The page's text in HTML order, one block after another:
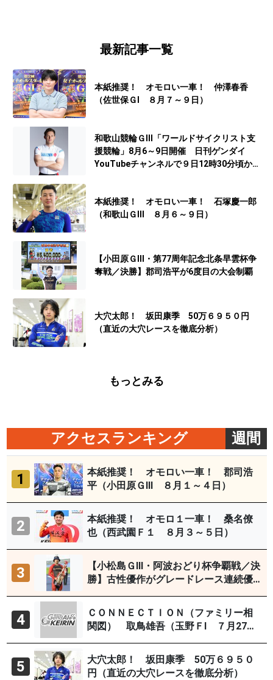
最新記事一覧
本紙推奨！ オモロい一車！ 仲澤春香
（佐世保ＧⅠ ８月７～９日）
和歌山競輪ＧⅢ「ワールドサイクリスト支
援競輪」8月6～9日開催 日刊ゲンダイ
YouTubeチャンネルで９日12時30分頃から
本紙推奨！ オモロい一車！ 石塚慶一郎
（和歌山ＧⅢ ８月６～９日）
【小田原ＧⅢ・第77周年記念北条早雲杯争
奪戦／決勝】郡司浩平が6度目の大会制覇
大穴太郎！ 坂田康季 50万６９５０円
（直近の大穴レースを徹底分析）
もっとみる
アクセスランキング 週間
1
本紙推奨！ オモロい一車！ 郡司浩
平（小田原ＧⅢ ８月１～４日）
2
本紙推奨！ オモロ１一車！ 桑名僚
也（西武園Ｆ１ ８月３～５日）
3
【小松島ＧⅢ・阿波おどり杯争覇戦／決
勝】古性優作がグレードレース連続優
4
ＣＯＮＮＥＣＴＩＯＮ（ファミリー相
関図） 取鳥雄吾（玉野ＦⅠ ７月27～
5
大穴太郎！ 坂田康季 50万６９５０
円（直近の大穴レースを徹底分析）